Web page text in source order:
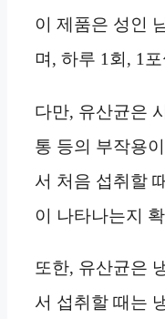
이 제품은 성인
며, 하루 1회, 1
다만, 유산균은
통 등의 부작용
서 처음 섭취할
이 나타나는지
또한, 유산균은
서 섭취할 때는